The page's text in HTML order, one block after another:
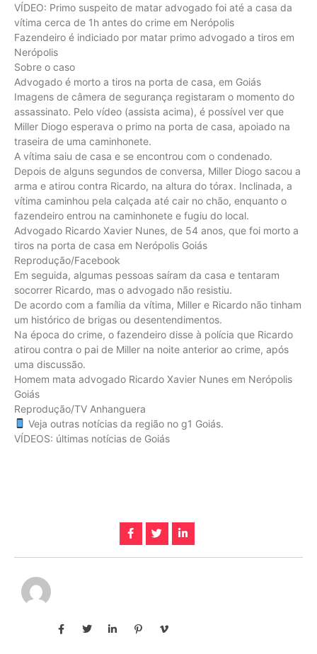
VÍDEO: Primo suspeito de matar advogado foi até a casa da
vítima cerca de 1h antes do crime em Nerópolis
Fazendeiro é indiciado por matar primo advogado a tiros em
Nerópolis
Sobre o caso
Advogado é morto a tiros na porta de casa, em Goiás
Imagens de câmera de segurança registaram o momento do
assassinato. Pelo vídeo (assista acima), é possível ver que
Miller Diogo esperava o primo na porta de casa, apoiado na
traseira de uma caminhonete.
A vítima saiu de casa e se encontrou com o condenado.
Depois de alguns segundos de conversa, Miller Diogo sacou a
arma e atirou contra Ricardo, na altura do tórax. Inclinada, a
vítima caminhou pela calçada até cair no chão, enquanto o
fazendeiro entrou na caminhonete e fugiu do local.
Advogado Ricardo Xavier Nunes, de 54 anos, que foi morto a
tiros na porta de casa em Nerópolis Goiás
Reprodução/Facebook
Em seguida, algumas pessoas saíram da casa e tentaram
socorrer Ricardo, mas o advogado não resistiu.
De acordo com a família da vítima, Miller e Ricardo não tinham
um histórico de brigas ou desentendimentos.
Na época do crime, o fazendeiro disse à polícia que Ricardo
atirou contra o pai de Miller na noite anterior ao crime, após
uma discussão.
Homem mata advogado Ricardo Xavier Nunes em Nerópolis
Goiás
Reprodução/TV Anhanguera
Veja outras notícias da região no g1 Goiás.
VÍDEOS: últimas notícias de Goiás